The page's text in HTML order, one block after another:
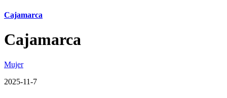
Cajamarca
Cajamarca
Mujer
2025-11-7